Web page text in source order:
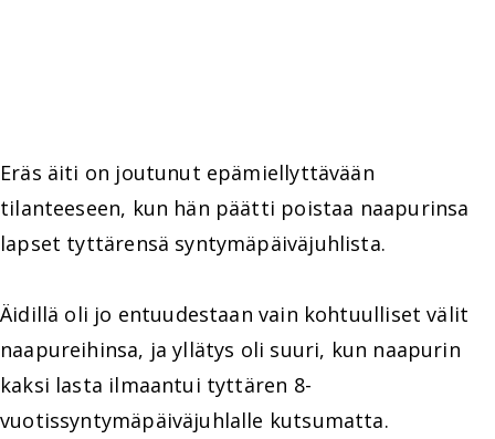
Eräs äiti on joutunut epämiellyttävään
tilanteeseen, kun hän päätti poistaa naapurinsa
lapset tyttärensä syntymäpäiväjuhlista.
Äidillä oli jo entuudestaan vain kohtuulliset välit
naapureihinsa, ja yllätys oli suuri, kun naapurin
kaksi lasta ilmaantui tyttären 8-
vuotissyntymäpäiväjuhlalle kutsumatta.